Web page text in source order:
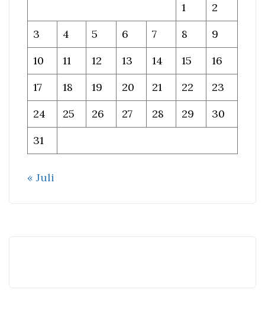
1
2
3
4 5 6 7 8
9
10
11 12 13 14 15
16
17
18 19 20 21 22
23
24
25 26 27 28 29
30
31
« Juli